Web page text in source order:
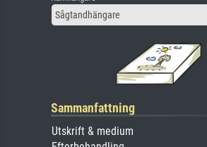
Sågtandhängare
Sammanfattning
Utskrift & medium